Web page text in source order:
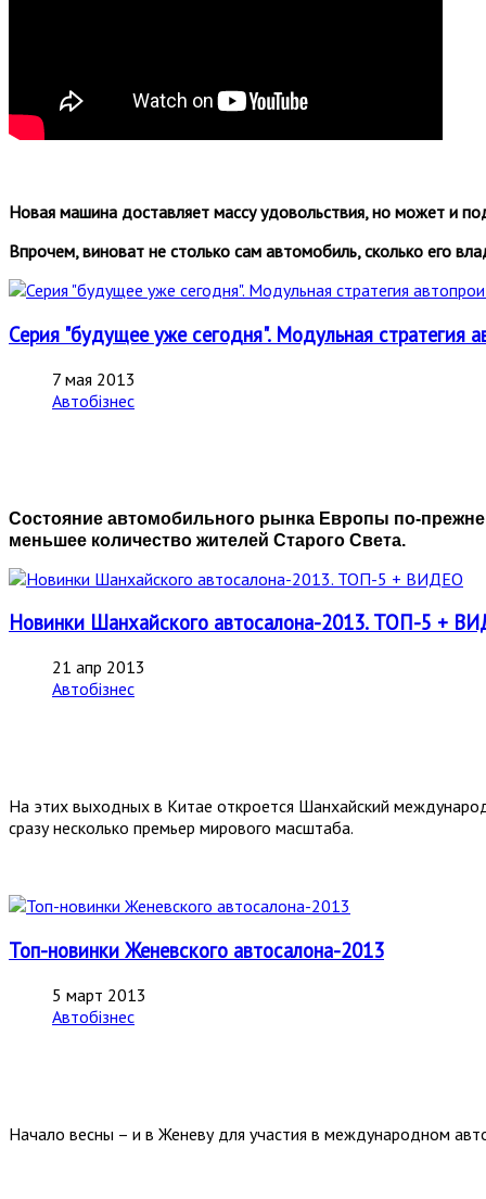
Новая машина доставляет массу удовольствия, но может и
Впрочем, виноват не столько сам автомобиль, сколько его
Серия "будущее уже сегодня". Модульная стратегия
7 мая 2013
Автобізнес
Состояние автомобильного рынка Европы по-
меньшее количество жителей Старого Света.
Новинки Шанхайского автосалона-2013. ТОП-5 +
21 апр 2013
Автобізнес
На этих выходных в Китае откроется Шанхайский
сразу несколько премьер мирового масштаба.
Топ-новинки Женевского автосалона-2013
5 март 2013
Автобізнес
Начало весны – и в Женеву для участия в международном